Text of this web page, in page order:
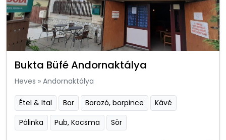
Bukta Büfé Andornaktálya
Heves » Andornaktálya
Étel & Ital Bor Borozó, borpince
Kávé
Pálinka
Pub, Kocsma Sör